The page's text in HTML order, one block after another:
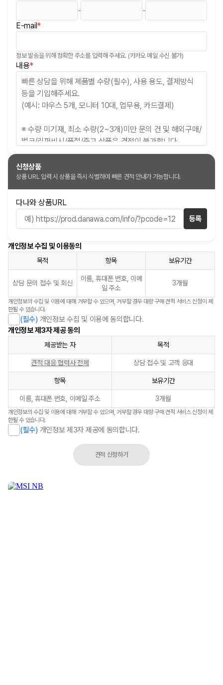
- -
E-mail*
(필수)
정보 발송을 위해 정확한 주소를 입력해 주세요. (카카오 메일 수신 불가)
내용*(필수)
신청상품
상품 URL 입력 시 상품을 즉시 식별하여 빠른 견적 안내가 가능합니다.
다나와 상품URL
등록
개인정보 수집 및 이용동의
목적 항목 보유기간
상담 문의 접수 및 회신
이름, 휴대폰 번호, 이메
일 주소
3개월
개인정보의 수집 및 이용에 대해 거부할 수 있으며, 거부할 경우 대량 구매 견적 서비스 신청이 제
한될 수 있습니다.
(필수) 개인정보 수집 및 이용에 동의합니다.
개인정보 제3자 제공 동의
제공받는 자 목적
견적 대응 협력사 전체 상담 접수 및 고객 응대
항목 보유기간
이름, 휴대폰 번호, 이메일 주소 3개월
개인정보의 수집 및 이용에 대해 거부할 수 있으며, 거부할 경우 대량 구매 견적 서비스 신청이 제
한될 수 있습니다.
(필수) 개인정보 제3자 제공에 동의합니다.
견적 신청하기